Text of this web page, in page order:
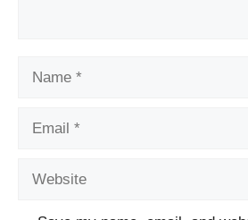
Name
Email
Website